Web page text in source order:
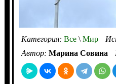
Категория: Все\Мир
Автор: Марина Совина